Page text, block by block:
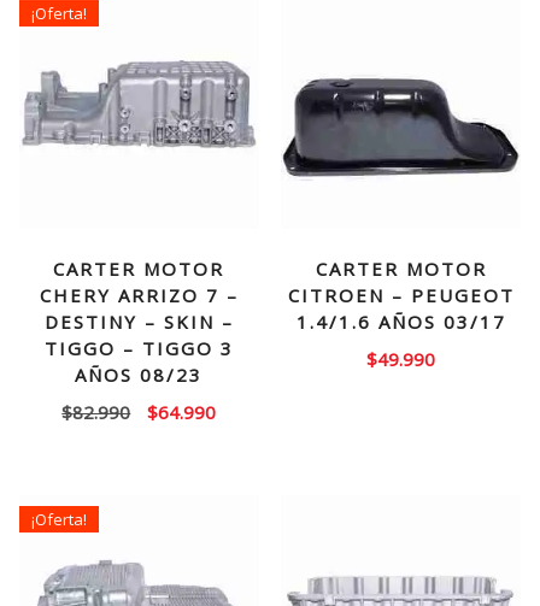
¡Oferta!
CARTER MOTOR
CHERY ARRIZO 7 –
DESTINY – SKIN –
TIGGO – TIGGO 3
AÑOS 08/23
$82.990
El
$64.990El
CARTER MOTOR
CITROEN – PEUGEOT
1.4/1.6 AÑOS 03/17
$49.990
¡Oferta!